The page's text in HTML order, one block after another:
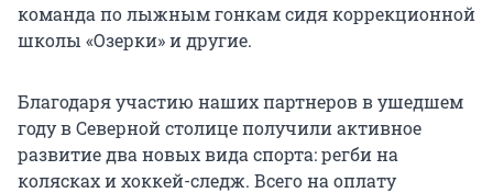
команда по лыжным гонкам сидя коррекционной
школы «Озерки» и другие.
Благодаря участию наших партнеров в ушедшем
году в Северной столице получили активное
развитие два новых вида спорта: регби на
колясках и хоккей-следж. Всего на оплату